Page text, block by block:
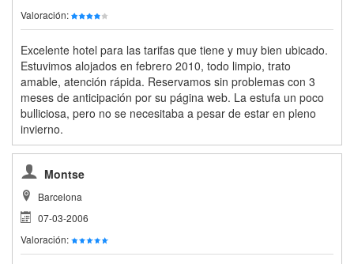
Valoración:
Excelente hotel para las tarifas que tiene y muy bien ubicado.
Estuvimos alojados en febrero 2010, todo limpio, trato
amable, atención rápida. Reservamos sin problemas con 3
meses de anticipación por su página web. La estufa un poco
bulliciosa, pero no se necesitaba a pesar de estar en pleno
invierno.
Montse
Barcelona
07-03-2006
Valoración: